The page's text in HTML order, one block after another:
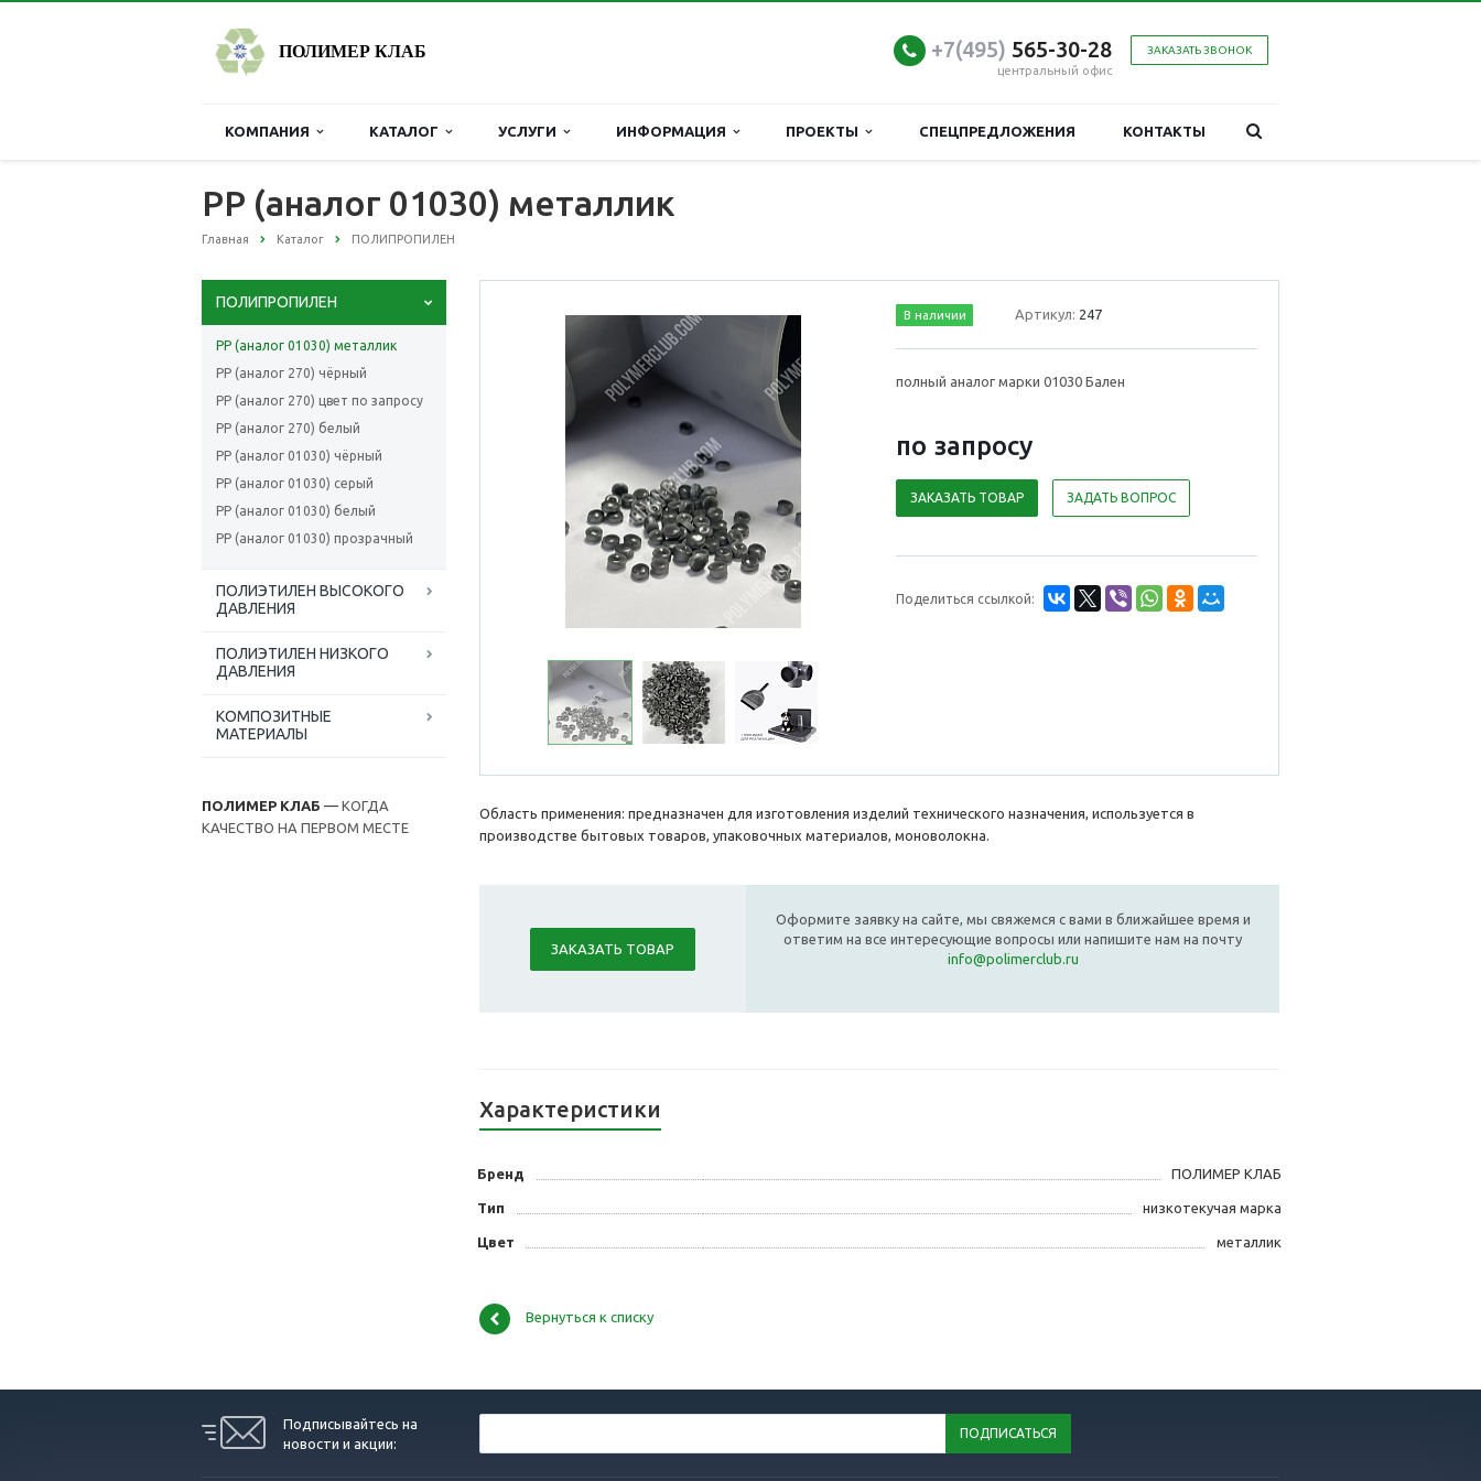
ПОЛИМЕР КЛАБ ЗАКАЗАТЬ ЗВОНОК
+7(495) 565-30-28
центральный офис
КОМПАНИЯ КАТАЛОГ УСЛУГИ ИНФОРМАЦИЯ ПРОЕКТЫ СПЕЦПРЕДЛОЖЕНИЯ КОНТАКТЫ
РР (аналог 01030) металлик
Главная Каталог ПОЛИПРОПИЛЕН
ПОЛИПРОПИЛЕН
РР (аналог 01030) металлик
РР (аналог 270) чёрный
РР (аналог 270) цвет по запросу
РР (аналог 270) белый
РР (аналог 01030) чёрный
РР (аналог 01030) серый
РР (аналог 01030) белый
PP (аналог 01030) прозрачный
ПОЛИЭТИЛЕН ВЫСОКОГО
ДАВЛЕНИЯ
ПОЛИЭТИЛЕН НИЗКОГО
ДАВЛЕНИЯ
КОМПОЗИТНЫЕ
МАТЕРИАЛЫ
ПОЛИМЕР КЛАБ — КОГДА
КАЧЕСТВО НА ПЕРВОМ МЕСТЕ
В наличии Артикул: 247
полный аналог марки 01030 Бален
по запросу
ЗАКАЗАТЬ ТОВАР ЗАДАТЬ ВОПРОС
Поделиться ссылкой:
Область применения: предназначен для изготовления изделий технического назначения, используется в
производстве бытовых товаров, упаковочных материалов, моноволокна.
ЗАКАЗАТЬ ТОВАР
Оформите заявку на сайте, мы свяжемся с вами в ближайшее время и
ответим на все интересующие вопросы или напишите нам на почту
info@polimerclub.ru
Характеристики
Бренд ПОЛИМЕР КЛАБ
Тип низкотекучая марка
Цвет металлик
Вернуться к списку
Подписывайтесь на
новости и акции: